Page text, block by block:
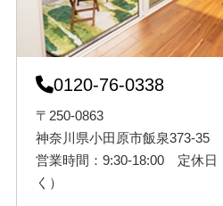
0120-76-0338
〒250-0863
神奈川県小田原市飯泉373-35
営業時間：9:30-18:00 定休日
く）